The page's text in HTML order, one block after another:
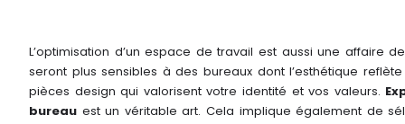
L’optimisation d’un espace de travail est aussi une affaire
seront plus sensibles à des bureaux dont l’esthétique
pièces design qui valorisent votre identité et vos valeurs.
bureau est un véritable art. Cela implique également de